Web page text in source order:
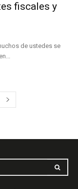
fiscales y
de ustedes se